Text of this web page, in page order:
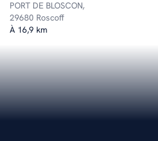
PORT DE BLOSCON,
29680 Roscoff
À 16,9 km